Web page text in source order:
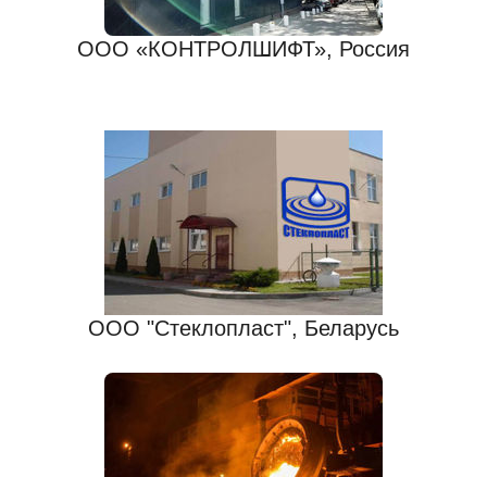
ООО «КОНТРОЛШИФТ», Россия
ООО "Стеклопласт", Беларусь